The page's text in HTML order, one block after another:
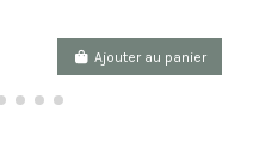
Ajouter au panier